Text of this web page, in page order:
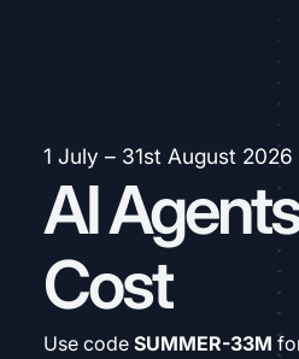
1 July – 31st August 2026
AI
Cost
Use code SUMMER-33M